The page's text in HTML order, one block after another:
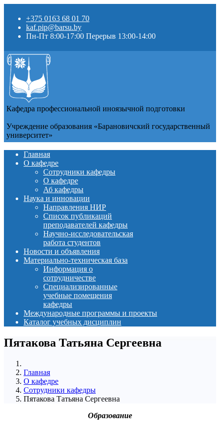
+375 0163 68 01 70
kaf.pip@barsu.by
Пн-Пт 8:00-17:00 Перерыв 13:00-14:00
Кафедра профессиональной иноязычной подготовки
Учреждение образования «Барановичский государственный
университет»
Главная
О кафедре
Сотрудники кафедры
О кафедре
Аб кафедры
Наука и инновации
Направления НИР
Список публикаций
преподавателей кафедры
Научно-исследовательская
работа студентов
Новости и объявления
Материально-техническая база
Информация о
сотрудничестве
Специализированные
учебные помещения
кафедры
Международные программы и проекты
Каталог учебных дисциплин
Пятакова Татьяна Сергеевна
Главная
О кафедре
Сотрудники кафедры
Пятакова Татьяна Сергеевна
Образование